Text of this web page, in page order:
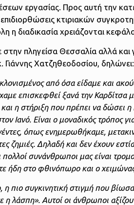
εργασίας. Προς αυτή την
επιδιορθώσεις κτιριακών
η διαδικασία χρειάζονται
στην πληγείσα Θεσσαλία αλλά
Χατζηθεοδοσίου, δηλώνει:
από όσα είδαμε και
επισκεφθεί ξανά την Καρδίτσα
και η στήριξη που πρέπει να δώσει
Ιανό. Είναι ο μοναδικός τρόπος
όπως ενημερωθήκαμε,
ζημιές. Δηλαδή και δεν έχουν
συνάνθρωποι μας είναι
ήδη στο φθινόπωρο και ο χειμώνας
πιο συγκινητική στιγμή που
η λάσπη». Αυτοί οι άνθρωποι